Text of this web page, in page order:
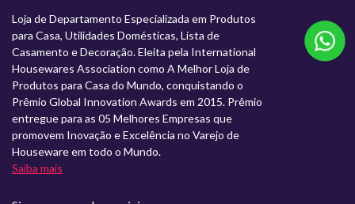
Loja de Departamento Especializada em Produtos
para Casa, Utilidades Domésticas, Lista de
Casamento e Decoração. Eleita pela International
Housewares Association como A Melhor Loja de
Produtos para Casa do Mundo, conquistando o
Prêmio Global Innovation Awards em 2015. Prêmio
entregue para as 05 Melhores Empresas que
promovem Inovação e Excelência no Varejo de
Houseware em todo o Mundo.
Saiba mais